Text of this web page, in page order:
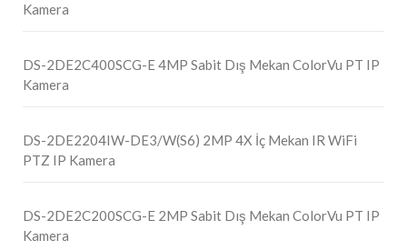
Kamera
DS-2DE2C400SCG-E 4MP Sabit Dış Mekan ColorVu PT IP
Kamera
DS-2DE2204IW-DE3/W(S6) 2MP 4X İç Mekan IR WiFi
PTZ IP Kamera
DS-2DE2C200SCG-E 2MP Sabit Dış Mekan ColorVu PT IP
Kamera